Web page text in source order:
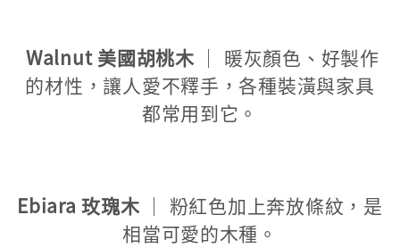
Walnut 美國胡桃木｜ 暖灰顏色、好製作
的材性，讓人愛不釋手，各種裝潢與家具
都常用到它。
Ebiara 玫瑰木｜ 粉紅色加上奔放條紋，是
相當可愛的木種。